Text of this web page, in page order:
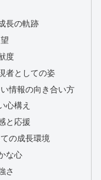
長の軌跡
度
者としての姿
情報の向き合い方
心構え
と応援
の成長環境
な心
さ